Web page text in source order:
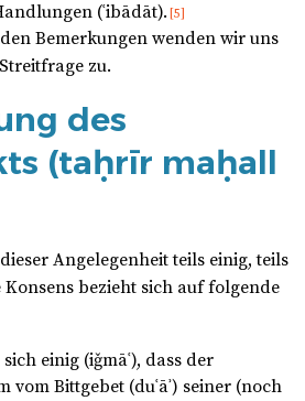
(ʿibādāt). [5]
Bemerkungen wenden wir uns
zu.
des
(taḥrīr maḥall
Angelegenheit teils einig, teils
bezieht sich auf folgende
einig (iǧmāʿ), dass der
vom Bittgebet (duʿāʾ) seiner (noch